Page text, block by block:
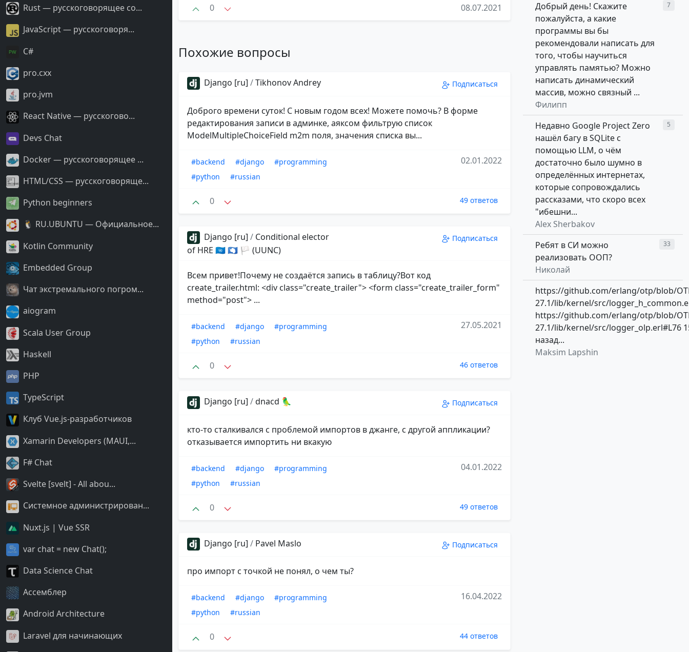
Rust — русскоговорящее со...
JavaScript — русскоговоря...
С#
pro.cxx
pro.jvm
React Native — русскогово...
Devs Chat
Docker — русскоговорящее ...
HTML/CSS — русскоговоряще...
Python beginners
🐧 RU.UBUNTU — Официальное...
Kotlin Community
Embedded Group
Чат экстремального погром...
aiogram
Scala User Group
Haskell
PHP
TypeScript
Клуб Vue.js-разработчиков
Xamarin Developers (MAUI,...
F# Chat
Svelte [svelt] - All abou...
Системное администрирован...
Nuxt.js | Vue SSR
var chat = new Chat();
Data Science Chat
Ассемблер
Android Architecture
Laravel для начинающих
0 08.07.2021
Похожие вопросы
Django [ru] /Tikhonov Andrey Подписаться
Доброго времени суток! С новым годом всех! Можете помочь? В форме
редактирования записи в админке, аяксом фильтрую список
ModelMultipleChoiceField m2m поля, значения списка вы...
#backend #django
#programming
#python
#russian
02.01.2022
0 49 ответов
Django [ru] / Conditional elector
of HRE 🇺🇳 🇦🇶 🏳 (UUNC)
Подписаться
Всем привет!Почему не создаётся запись в таблицу?Вот код
create_trailer.html: <div class="create_trailer"> <form class="create_trailer_form"
method="post"> ...
#backend #django
#programming
#python
#russian
27.05.2021
0 46 ответов
Django [ru] /dnacd 🦜 Подписаться
кто-то сталкивался с проблемой импортов в джанге, с другой аппликации?
отказывается импортить ни вкакую
#backend #django
#programming
#python
#russian
04.01.2022
0 49 ответов
Django [ru] / Pavel Maslo Подписаться
про импорт с точкой не понял, о чем ты?
#backend #django
#programming
#python
#russian
16.04.2022
0 44 ответов
Добрый день! Скажите
пожалуйста, а какие
программы вы бы
рекомендовали написать для
того, чтобы научиться
управлять памятью? Можно
написать динамический
массив, можно связный ...
Филипп
7
Недавно Google Project Zero
нашёл багу в SQLite с
помощью LLM, о чём
достаточно было шумно в
определённых интернетах,
которые сопровождались
рассказами, что скоро всех
"ибешни...
Alex Sherbakov
5
Ребят в СИ можно
реализовать ООП?
Николай
33
https://github.com/erlang/otp/blob/
27.1/lib/kernel/src/
https://github.com/erlang/otp/blob/
27.1/lib/kernel/src/logger_olp.erl#L76
назад...
Maksim Lapshin